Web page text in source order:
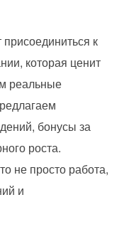
к
которая ценит
реальные
бонусы за
роста.
не просто работа,
и